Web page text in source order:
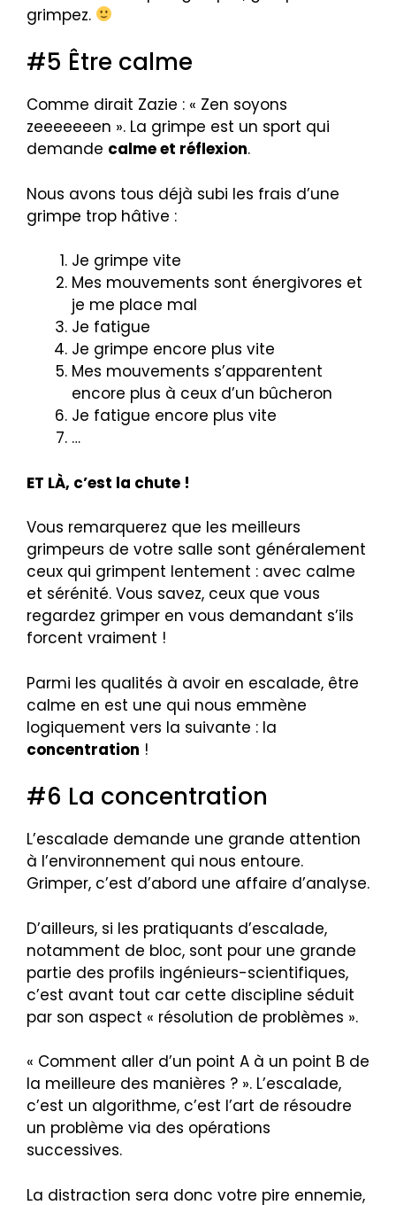
grimpez.
#5 Être calme
Comme dirait Zazie : « Zen soyons
zeeeeeeen ». La grimpe est un sport qui
demande calme et réflexion.
Nous avons tous déjà subi les frais d’une
grimpe trop hâtive :
Je grimpe vite
Mes mouvements sont énergivores et
je me place mal
Je fatigue
Je grimpe encore plus vite
Mes mouvements s’apparentent
encore plus à ceux d’un bûcheron
Je fatigue encore plus vite
…
ET LÀ, c’est la chute !
Vous remarquerez que les meilleurs
grimpeurs de votre salle sont généralement
ceux qui grimpent lentement : avec calme
et sérénité. Vous savez, ceux que vous
regardez grimper en vous demandant s’ils
forcent vraiment !
Parmi les qualités à avoir en escalade, être
calme en est une qui nous emmène
logiquement vers la suivante : la
concentration !
#6 La concentration
L’escalade demande une grande attention
à l’environnement qui nous entoure.
Grimper, c’est d’abord une affaire d’analyse.
D’ailleurs, si les pratiquants d’escalade,
notamment de bloc, sont pour une grande
partie des profils ingénieurs-scientifiques,
c’est avant tout car cette discipline séduit
par son aspect « résolution de problèmes ».
« Comment aller d’un point A à un point B de
la meilleure des manières ? ». L’escalade,
c’est un algorithme, c’est l’art de résoudre
un problème via des opérations
successives.
La distraction sera donc votre pire ennemie,